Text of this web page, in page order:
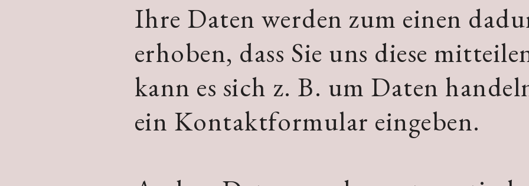
Ihre Daten werden zum einen
erhoben, dass Sie uns diese
kann es sich z. B. um Daten
ein Kontaktformular eingeben.